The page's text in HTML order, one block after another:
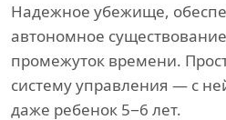
Надежное убежище,
автономное
промежуток времени.
систему управления — с
даже ребенок 5−6 лет.